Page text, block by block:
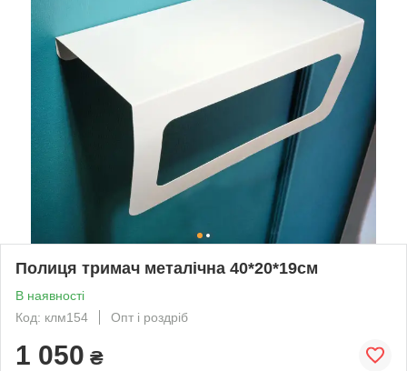
Полиця тримач металічна 40*20*19см
В наявності
Код: клм154
Опт і роздріб
1 050 ₴